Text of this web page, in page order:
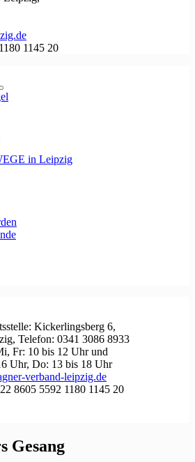
1145 20
in Leipzig
Kickerlingsberg 6,
Telefon: 0341 3086 8933
Fr: 10 bis 12 Uhr und
Uhr, Do: 13 bis 18 Uhr
verband-leipzig.de
8605 5592 1180 1145 20
Gesang